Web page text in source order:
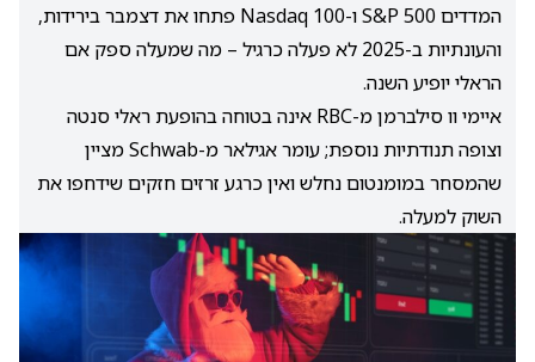
המדדים S&P 500 ו-Nasdaq 100 פתחו את דצמבר בירידות,
והעונתיות ב-2025 לא פעלה כרגיל – מה שמעלה ספק אם
הראלי יופיע השנה.
איימי וו סילברמן מ-RBC אינה בטוחה בהופעת ראלי סנטה
וצופה תנודתיות נוספת; עומר אגילאר מ-Schwab מציין
שהמסחר במומנטום נחלש ואין כרגע זרזים חזקים שידחפו את
השוק למעלה.